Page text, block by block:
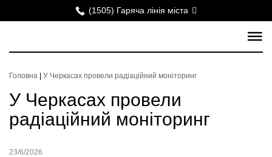
(1505) Гаряча лінія міста
Головна У Черкасах провели радіаційний моніторинг
У Черкасах провели
радіаційний моніторинг
23/6/2026